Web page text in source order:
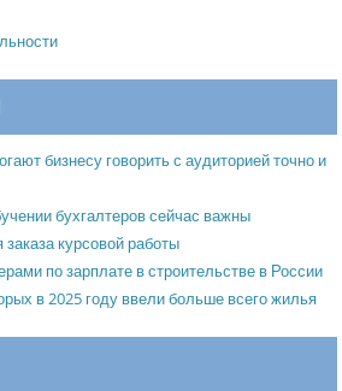
бизнесу говорить с аудиторией точно и
бухгалтеров сейчас важны
курсовой работы
по зарплате в строительстве в России
в 2025 году ввели больше всего жилья